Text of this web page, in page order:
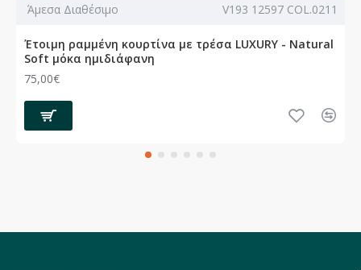
Άμεσα Διαθέσιμο V193 12597 COL.0211
Έτοιμη ραμμένη κουρτίνα με τρέσα LUXURY - Natural
Soft μόκα ημιδιάφανη
75,00€